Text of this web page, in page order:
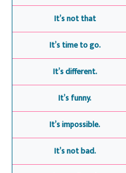
It’s not that
It’s time to go.
It’s different.
It’s funny.
It’s impossible.
It’s not bad.